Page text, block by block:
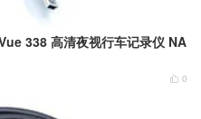
338 高清夜视行车记录仪 NA
 0